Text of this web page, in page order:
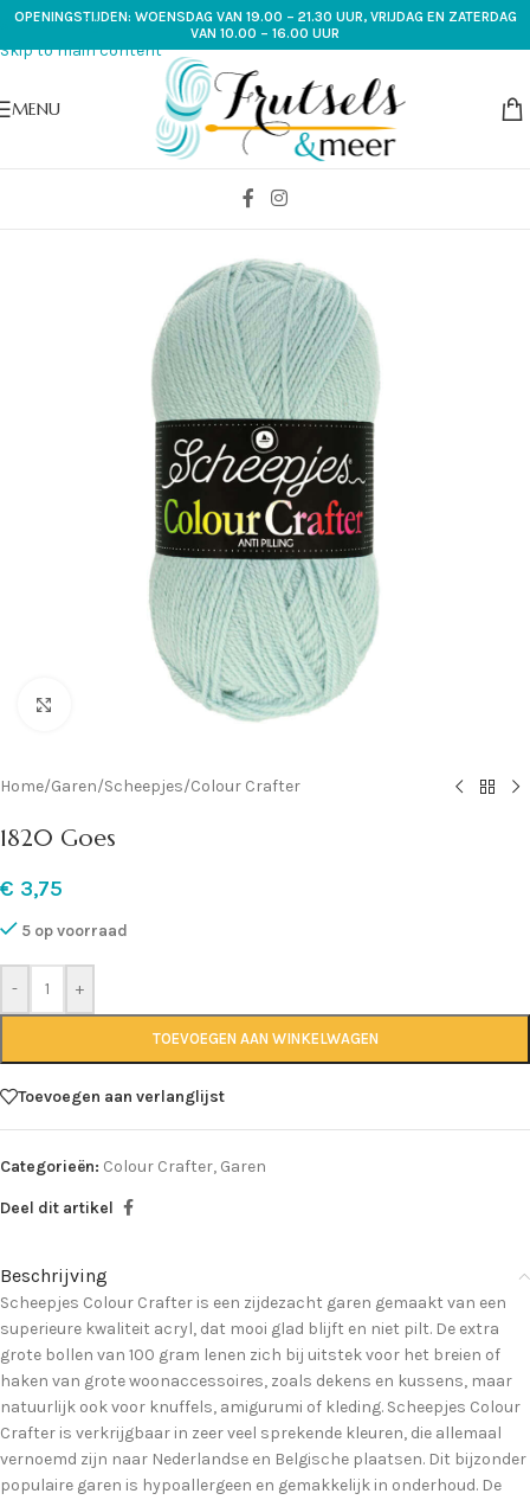
Skip to navigation
Skip to main content
OPENINGSTIJDEN: WOENSDAG VAN 19.00 – 21.30 UUR, VRIJDAG EN ZATERDAG
VAN 10.00 – 16.00 UUR
MENU
Klik om te vergroten
Home/Garen/Scheepjes/Colour Crafter
1820 Goes
€ 3,75
5 op voorraad
- +
TOEVOEGEN AAN WINKELWAGEN
Toevoegen aan verlanglijst
Categorieën: Colour Crafter, Garen
Deel dit artikel
Beschrijving
Scheepjes Colour Crafter is een zijdezacht garen gemaakt van een
superieure kwaliteit acryl, dat mooi glad blijft en niet pilt. De extra
grote bollen van 100 gram lenen zich bij uitstek voor het breien of
haken van grote woonaccessoires, zoals dekens en kussens, maar
natuurlijk ook voor knuffels, amigurumi of kleding. Scheepjes Colour
Crafter is verkrijgbaar in zeer veel sprekende kleuren, die allemaal
vernoemd zijn naar Nederlandse en Belgische plaatsen. Dit bijzonder
populaire garen is hypoallergeen en gemakkelijk in onderhoud. De